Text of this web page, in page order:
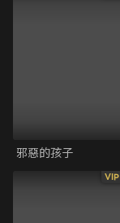
邪惡的孩子
VIP